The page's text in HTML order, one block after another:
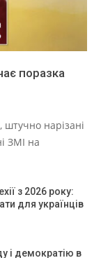
поразка
нарізані
ЗМІ на
з 2026 року:
для українців
і демократію в